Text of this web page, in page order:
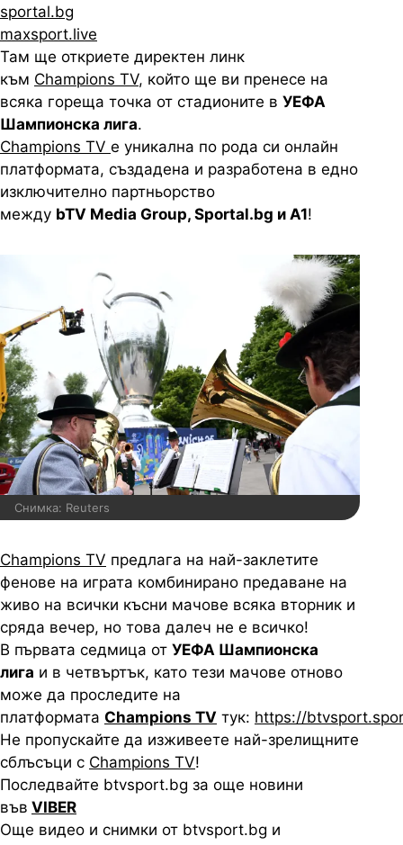
sportal.bg
maxsport.live
Там ще откриете директен линк
към Champions TV, който ще ви пренесе на
всяка гореща точка от стадионите в УЕФА
Шампионска лига.
Champions TV е уникална по рода си онлайн
платформата, създадена и разработена в едно
изключително партньорство
между bTV Media Group, Sportal.bg и A1!
Снимка: Reuters
Champions TV предлага на най-заклетите
фенове на играта комбинирано предаване на
живо на всички късни мачове всяка вторник и
сряда вечер, но това далеч не е всичко!
В първата седмица от УЕФА Шампионска
лига и в четвъртък, като тези мачове отново
може да проследите на
платформата Champions TV тук: https://
Не пропускайте да изживеете най-зрелищните
сблъсъци с Champions TV!
Последвайте btvsport.bg за още новини
във VIBER
Още видео и снимки от btvsport.bg и